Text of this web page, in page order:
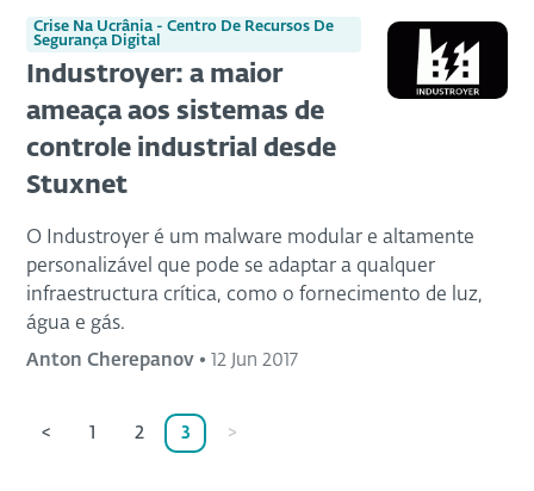
Crise Na Ucrânia - Centro De Recursos De
Segurança Digital
Industroyer: a maior
ameaça aos sistemas de
controle industrial desde
Stuxnet
O Industroyer é um malware modular e altamente
personalizável que pode se adaptar a qualquer
infraestructura crítica, como o fornecimento de luz,
água e gás.
Anton Cherepanov • 12 Jun 2017
< 1 2 3 >